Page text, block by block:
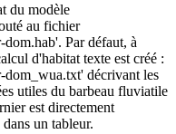
du modèle
au fichier
Par défaut, à
d'habitat texte est créé :
dom_wua.txt' décrivant les
utiles du barbeau fluviatile
est directement
un tableur.